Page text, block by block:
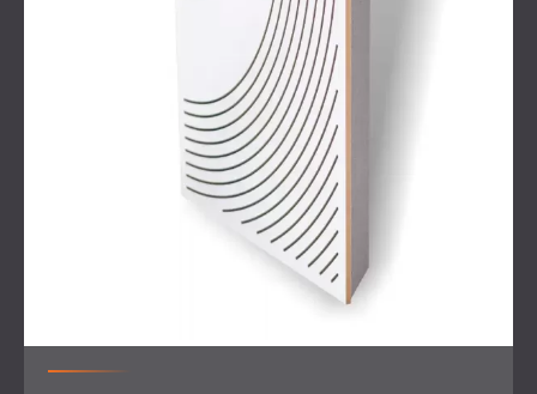
Już od pierwszego nagrania jakość dźwięku w nowym
studiu podcastowym była wyjątkowo czysta i pełna , co
skróciło czas postprodukcji o połowę. W sali
konferencyjnej rozmowy odbywają się teraz bez
zakłócającego hałasu w tle, tworząc spokojną, skupioną
atmosferę idealną do codziennych operacji.
Wizualnie obie przestrzenie idealnie wpisują się w
nowoczesny styl wnętrz Ocean Investment , podkreślony
wyjątkowym charakterem niestandardowych paneli
Odkryj więcej rzeczywistych projektów w naszym
portfolio.